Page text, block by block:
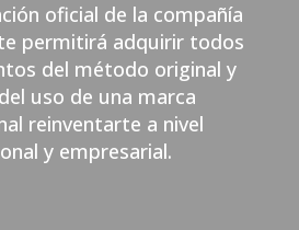
oficial de la compañía
permitirá adquirir todos
del método original y
uso de una marca
reinventarte a nivel
y empresarial.